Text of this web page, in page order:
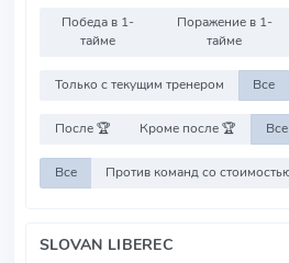
Победа в 1-
тайме
Поражение в 1-
тайме
Только с текущим тренером Все
После 🏆 Кроме после 🏆 Все
Все
SLOVAN LIBEREC